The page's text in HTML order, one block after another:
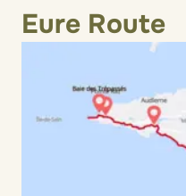
Eure Route